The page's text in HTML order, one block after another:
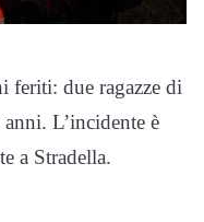
feriti: due ragazze di
L’incidente è
a Stradella.